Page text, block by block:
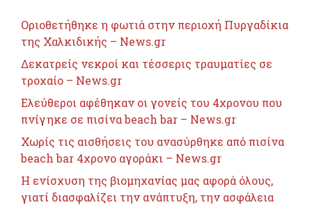
Οριοθετήθηκε η φωτιά στην περιοχή Πυργαδίκια
της Χαλκιδικής – News.gr
Δεκατρείς νεκροί και τέσσερις τραυματίες σε
τροχαίο – News.gr
Ελεύθεροι αφέθηκαν οι γονείς του 4χρονου που
πνίγηκε σε πισίνα beach bar – News.gr
Χωρίς τις αισθήσεις του ανασύρθηκε από πισίνα
beach bar 4χρονο αγοράκι – News.gr
Η ενίσχυση της βιομηχανίας μας αφορά όλους,
γιατί διασφαλίζει την ανάπτυξη, την ασφάλεια